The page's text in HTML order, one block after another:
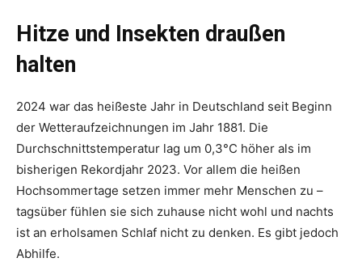
Hitze und Insekten draußen
halten
2024 war das heißeste Jahr in Deutschland seit Beginn
der Wetteraufzeichnungen im Jahr 1881. Die
Durchschnittstemperatur lag um 0,3°C höher als im
bisherigen Rekordjahr 2023. Vor allem die heißen
Hochsommertage setzen immer mehr Menschen zu –
tagsüber fühlen sie sich zuhause nicht wohl und nachts
ist an erholsamen Schlaf nicht zu denken. Es gibt jedoch
Abhilfe.